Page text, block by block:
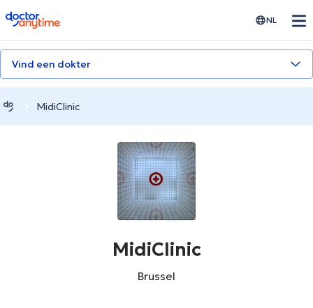
doctoranytime NL
Vind een dokter
MidiClinic
MidiClinic
Brussel